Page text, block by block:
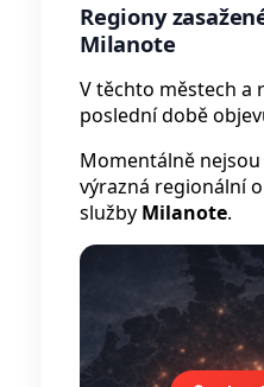
Regiony
Milanote
V těchto městech a
poslední době
Momentálně
výrazná regionální
služby Milanote.